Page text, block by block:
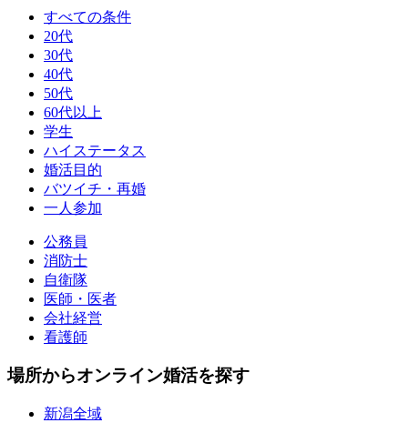
すべての条件
20代
30代
40代
50代
60代以上
学生
ハイステータス
婚活目的
バツイチ・再婚
一人参加
公務員
消防士
自衛隊
医師・医者
会社経営
看護師
場所からオンライン婚活を探す
新潟全域